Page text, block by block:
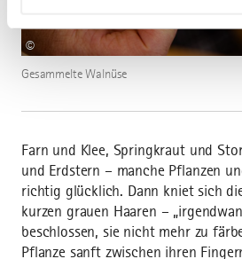
©
Gesammelte Walnüse
Farn und Klee, Springkraut und
und Erdstern – manche Pflanzen
richtig glücklich. Dann kniet sich
kurzen grauen Haaren –
beschlossen, sie nicht mehr zu
Pflanze sanft zwischen ihren